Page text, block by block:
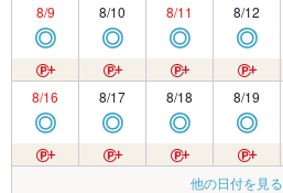
8/9
◎
8/10
◎
8/11
◎
8/12
◎
8/16
◎
8/17
◎
8/18
◎
8/19
◎
8/25 8/26
他の日付を見る